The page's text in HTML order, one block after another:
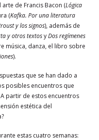
de Francis Bacon (Lógica
(Kafka. Por una literatura
y los signos), además de
y otros textosyDos regímenes
música, danza, el libro sobre
).
que se han dado a
posibles encuentros que
partir de estos encuentros
estética del
estas cuatro semanas: